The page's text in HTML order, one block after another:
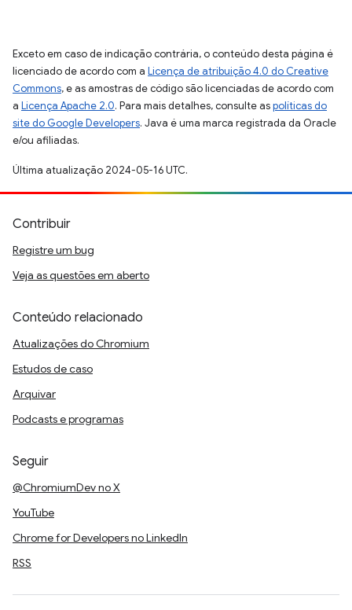
Exceto em caso de indicação contrária, o conteúdo desta página é
licenciado de acordo com a Licença de atribuição 4.0 do Creative
Commons, e as amostras de código são licenciadas de acordo com
a Licença Apache 2.0. Para mais detalhes, consulte aspolíticas do
site do Google Developers. Java é uma marca registrada da Oracle
e/ou afiliadas.
Última atualização 2024-05-16 UTC.
Contribuir
Registre um bug
Veja as questões em aberto
Conteúdo relacionado
Atualizações do Chromium
Estudos de caso
Arquivar
Podcasts e programas
Seguir
@ChromiumDev no X
YouTube
Chrome for Developers no LinkedIn
RSS